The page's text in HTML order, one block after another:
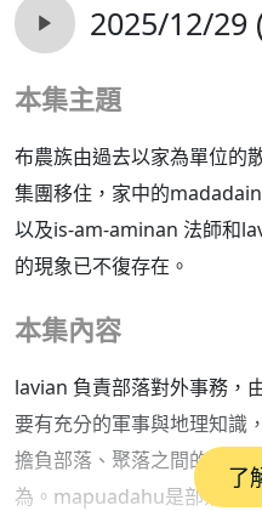
2025/12/29
本集主題
布農族由過去以家為單位的
集團移住，家中的
以及is-am-aminan 法師和
的現象已不復存在。
本集內容
lavian 負責部落對外事務，
要有充分的軍事與地理知識
擔負部落、聚落之間的協商
為。mapuadahu是部落祭
了